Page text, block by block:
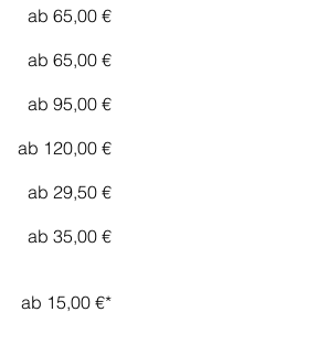
ab 65,00 €
ab 65,00 €
ab 95,00 €
ab 120,00 €
ab 29,50 €
ab 35,00 €
ab 15,00 €*